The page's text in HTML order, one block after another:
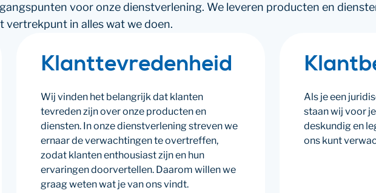
voor onze dienstverlening. We leveren producten en
vertrekpunt in alles wat we doen.
Klanttevredenheid
Wij vinden het belangrijk dat klanten
tevreden zijn over onze producten en
diensten. In onze dienstverlening streven we
ernaar de verwachtingen te overtreffen,
zodat klanten enthousiast zijn en hun
ervaringen doorvertellen. Daarom willen we
graag weten wat je van ons vindt.
Als je een
staan wij voor
deskundig en
ons kunt